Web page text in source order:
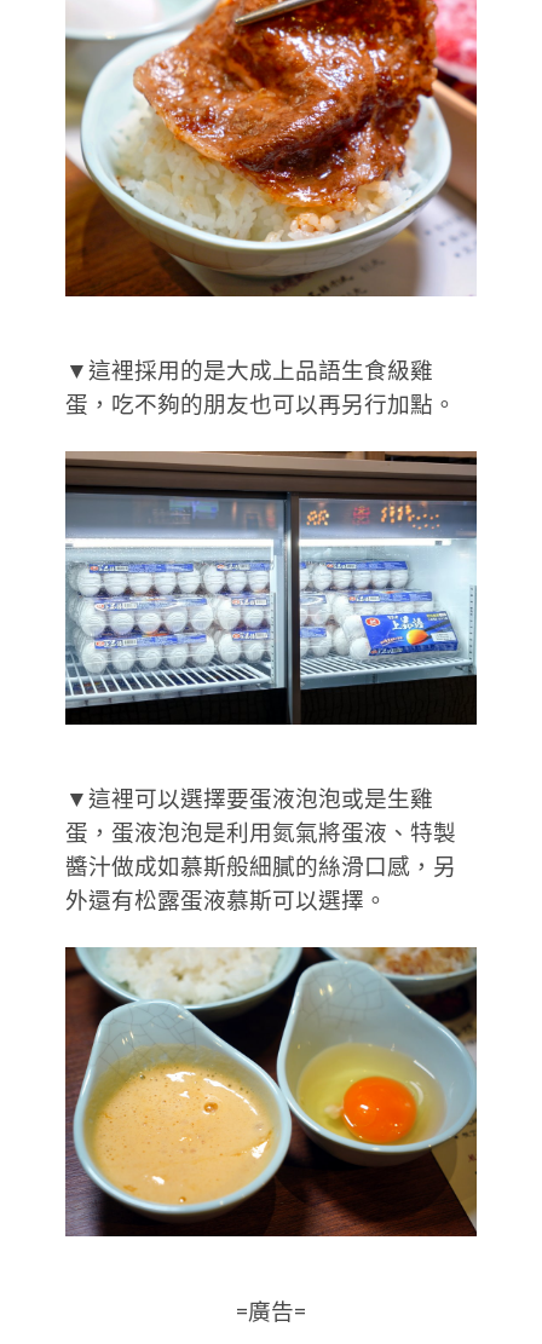
▼這裡採用的是大成上品語生食級雞
蛋，吃不夠的朋友也可以再另行加點。
▼這裡可以選擇要蛋液泡泡或是生雞
蛋，蛋液泡泡是利用氮氣將蛋液、特製
醬汁做成如慕斯般細膩的絲滑口感，另
外還有松露蛋液慕斯可以選擇。
=廣告=